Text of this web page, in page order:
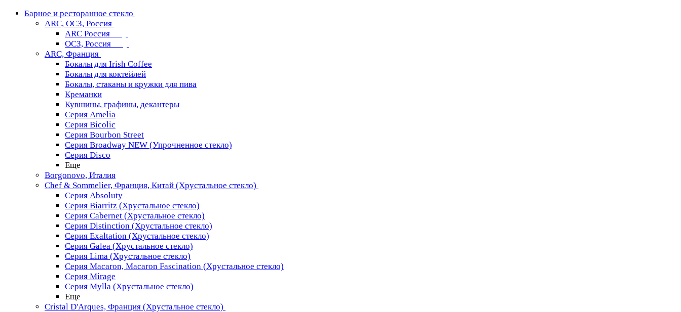
Барное и ресторанное стекло
ARC, ОСЗ, Россия
ARC Россия
ОСЗ, Россия
ARC, Франция
Бокалы для Irish Coffee
Бокалы для коктейлей
Бокалы, стаканы и кружки для пива
Креманки
Кувшины, графины, декантеры
Серия Amelia
Серия Bicolic
Серия Bourbon Street
Серия Broadway NEW (Упрочненное стекло)
Серия Disco
Еще
Borgonovo, Италия
Chef & Sommelier, Франция, Китай (Хрустальное стекло)
Серия Absoluty
Серия Biarritz (Хрустальное стекло)
Серия Cabernet (Хрустальное стекло)
Серия Distinction (Хрустальное стекло)
Серия Exaltation (Хрустальное стекло)
Серия Galea (Хрустальное стекло)
Серия Lima (Хрустальное стекло)
Серия Macaron, Macaron Fascination (Хрустальное стекло)
Серия Mirage
Серия Mylla (Хрустальное стекло)
Еще
Cristal D'Arques, Франция (Хрустальное стекло)